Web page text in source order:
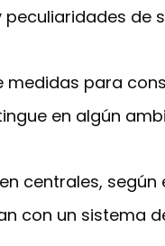
de
para
en algún
centrales,
con un sistema